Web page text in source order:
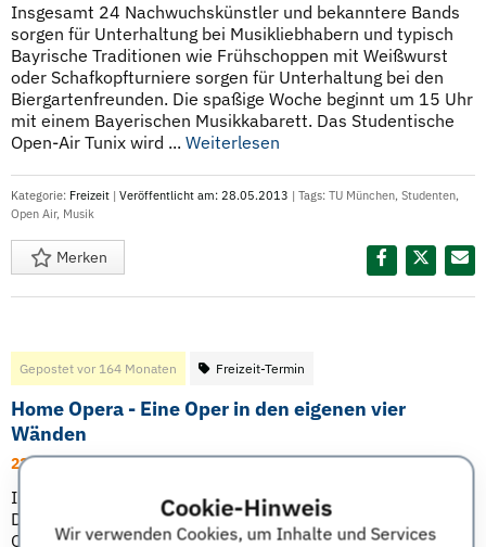
Cookie-Hinweis
Wir verwenden Cookies, um Inhalte und Services
Insgesamt 24 Nachwuchskünstler und bekanntere Bands
sorgen für Unterhaltung bei Musikliebhabern und typisch
Bayrische Traditionen wie Frühschoppen mit Weißwurst
oder Schafkopfturniere sorgen für Unterhaltung bei den
Biergartenfreunden. Die spaßige Woche beginnt um 15 Uhr
mit einem Bayerischen Musikkabarett. Das Studentische
Open-Air Tunix wird ... Weiterlesen
Kategorie: Freizeit | Veröffentlicht am: 28.05.2013 | Tags: TU München, Studenten,
Open Air, Musik
Merken
Gepostet vor 164 Monaten Freizeit-Termin
Home Opera - Eine Oper in den eigenen vier
Wänden
22.03.13 bis 23.03.13 | Berlin
In gemütlichen Wohnzimmern von Privatpersonen einen
Drink und tolle Opernmusik zu genießen, ermöglicht Home
Opera, ein in Dänemark geborenes Konzept, bei dem